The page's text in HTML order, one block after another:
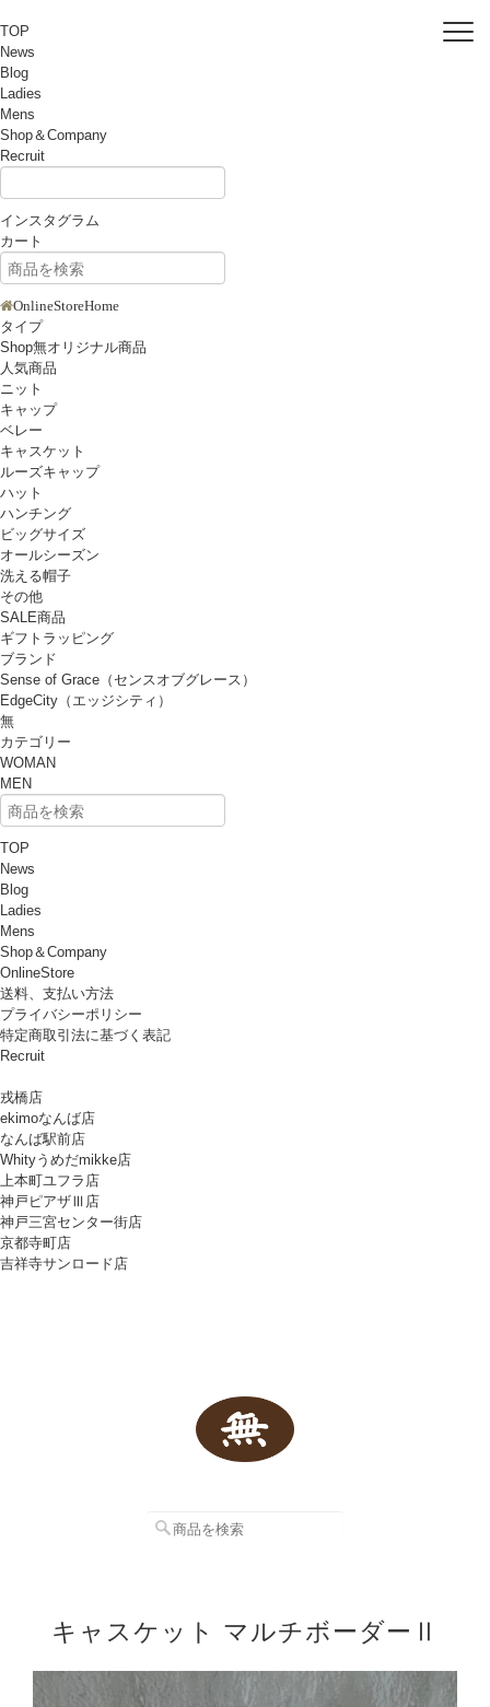
TOP
News
Blog
Ladies
Mens
Shop＆Company
Recruit
インスタグラム
カート
OnlineStoreHome
タイプ
Shop無オリジナル商品
人気商品
ニット
キャップ
ベレー
キャスケット
ルーズキャップ
ハット
ハンチング
ビッグサイズ
オールシーズン
洗える帽子
その他
SALE商品
ギフトラッピング
ブランド
Sense of Grace（センスオブグレース）
EdgeCity（エッジシティ）
無
カテゴリー
WOMAN
MEN
TOP
News
Blog
Ladies
Mens
Shop＆Company
OnlineStore
送料、支払い方法
プライバシーポリシー
特定商取引法に基づく表記
Recruit
戎橋店
ekimoなんば店
なんば駅前店
Whityうめだmikke店
上本町ユフラ店
神戸ピアザⅢ店
神戸三宮センター街店
京都寺町店
吉祥寺サンロード店
キャスケット マルチボーダーⅡ